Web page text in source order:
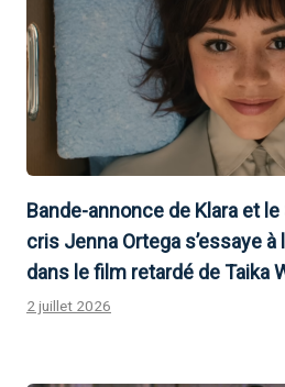
Bande-annonce de Klara et
cris Jenna Ortega s’essaye
dans le film retardé de Taika
2 juillet 2026